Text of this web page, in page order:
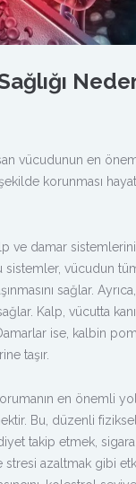
vücudunun en
korunması
ve damar
sistemler, vücudun
sağlar.
Kalp, vücutta
ise, kalbin
taşır.
en önemli
Bu, düzenli
takip etmek,
stresi azaltmak gibi